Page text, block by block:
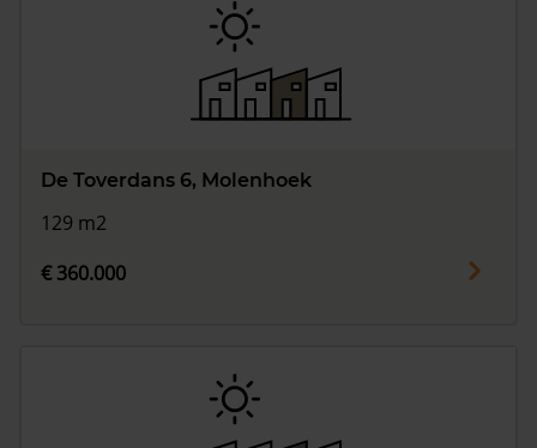
De Toverdans 6, Molenhoek
129 m2
€ 360.000